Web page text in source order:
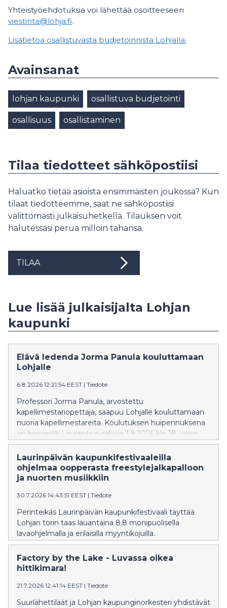
Yhteistyöehdotuksia voi lähettää osoitteeseen
viestinta@lohja.fi.
Lisätietoa osallistuvasta budjetoinnista Lohjalla.
Avainsanat
lohjan kaupunki osallistuva budjetointi
osallisuus osallistaminen
Tilaa tiedotteet sähköpostiisi
Haluatko tietää asioista ensimmäisten joukossa? Kun
tilaat tiedotteemme, saat ne sähköpostiisi
välittömästi julkaisuhetkellä. Tilauksen voit
halutessasi perua milloin tahansa.
TILAA
Lue lisää julkaisijalta Lohjan
kaupunki
Elävä ledenda Jorma Panula kouluttamaan
Lohjalle
6.8.2026 12:21:54 EEST | Tiedote
Professori Jorma Panula, arvostettu
kapellimestariopettaja, saapuu Lohjalle kouluttamaan
nuoria kapellimestareita. Koulutuksen huipennuksena
on konsertti Laurentius-salissa 3.9.2026 klo 18, jossa
esitetään Beethovenin, Stravinskyn ja Haydnin teoksia.
Solistina Emil Holmström. Liput ennakkoon
NetTicketistä.
Laurinpäivän kaupunkifestivaaleilla
ohjelmaa oopperasta freestylejalkapalloon
ja nuorten musiikkiin
30.7.2026 14:43:51 EEST | Tiedote
Perinteikäs Laurinpäivän kaupunkifestivaali täyttää
Lohjan torin taas lauantaina 8.8 monipuolisella
lavaohjelmalla ja erilaisilla myyntikojuilla.
Factory by the Lake - Luvassa oikea
hittikimara!
21.7.2026 12:41:14 EEST | Tiedote
Suurlähettiläät ja Lohjan kaupunginorkesteri yhdistävät